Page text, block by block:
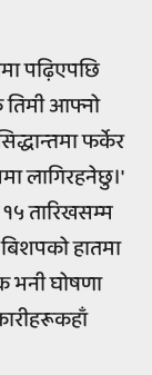
पढ़िएपछि
आफ्नो
फर्केर
लागिरहनेछु।'
तारिखसम्म
हातमा
भनी घोषणा